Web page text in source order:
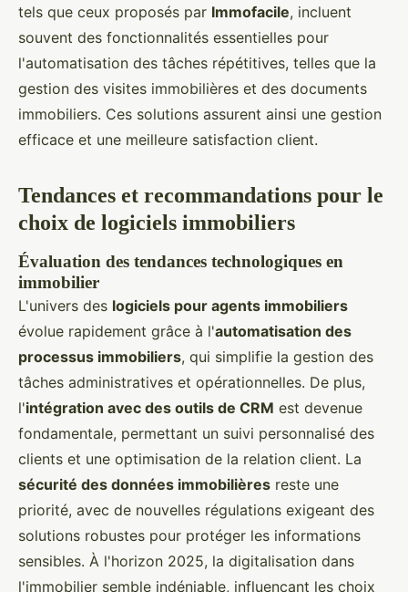
tels que ceux proposés par Immofacile, incluent
souvent des fonctionnalités essentielles pour
l'automatisation des tâches répétitives, telles que la
gestion des visites immobilières et des documents
immobiliers. Ces solutions assurent ainsi une gestion
efficace et une meilleure satisfaction client.
Tendances et recommandations pour le
choix de logiciels immobiliers
Évaluation des tendances technologiques en
immobilier
L'univers des logiciels pour agents immobiliers
évolue rapidement grâce à l'automatisation des
processus immobiliers, qui simplifie la gestion des
tâches administratives et opérationnelles. De plus,
l'intégration avec des outils de CRM est devenue
fondamentale, permettant un suivi personnalisé des
clients et une optimisation de la relation client. La
sécurité des données immobilières reste une
priorité, avec de nouvelles régulations exigeant des
solutions robustes pour protéger les informations
sensibles. À l'horizon 2025, la digitalisation dans
l'immobilier semble indéniable, influençant les choix